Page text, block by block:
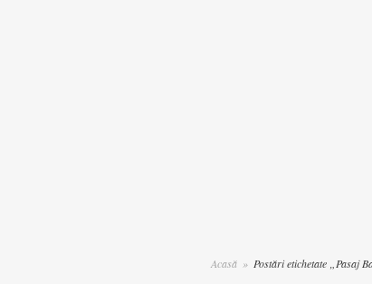
Acasă » Postări etichetate „Pasaj